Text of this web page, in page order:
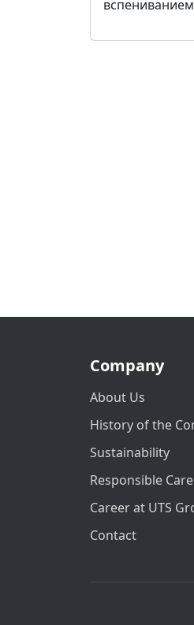
Company
About Us
History of the
Sustainability
Responsible Care
Career at UTS
Contact